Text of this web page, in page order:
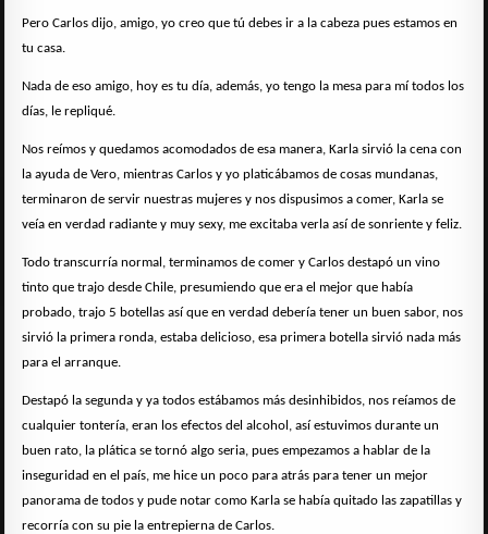
Pero Carlos dijo, amigo, yo creo que tú debes ir a la cabeza pues estamos en
tu casa.
Nada de eso amigo, hoy es tu día, además, yo tengo la mesa para mí todos los
días, le repliqué.
Nos reímos y quedamos acomodados de esa manera, Karla sirvió la cena con
la ayuda de Vero, mientras Carlos y yo platicábamos de cosas mundanas,
terminaron de servir nuestras mujeres y nos dispusimos a comer, Karla se
veía en verdad radiante y muy sexy, me excitaba verla así de sonriente y feliz.
Todo transcurría normal, terminamos de comer y Carlos destapó un vino
tinto que trajo desde Chile, presumiendo que era el mejor que había
probado, trajo 5 botellas así que en verdad debería tener un buen sabor, nos
sirvió la primera ronda, estaba delicioso, esa primera botella sirvió nada más
para el arranque.
Destapó la segunda y ya todos estábamos más desinhibidos, nos reíamos de
cualquier tontería, eran los efectos del alcohol, así estuvimos durante un
buen rato, la plática se tornó algo seria, pues empezamos a hablar de la
inseguridad en el país, me hice un poco para atrás para tener un mejor
panorama de todos y pude notar como Karla se había quitado las zapatillas y
recorría con su pie la entrepierna de Carlos.